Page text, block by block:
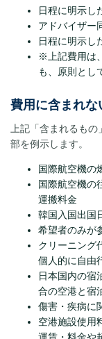
日程に明示し
アドバイザー
日程に明示し
※上記費用は
も、原則とし
費用に含まれな
上記「含まれるも
部を例示します。
国際航空機の
国際航空機の
運搬料金
韓国入国出国
希望者のみが
クリーニング
個人的に自由
日本国内の宿
合の空港と宿
傷害・疾病に
空港施設使用
運賃・料金や